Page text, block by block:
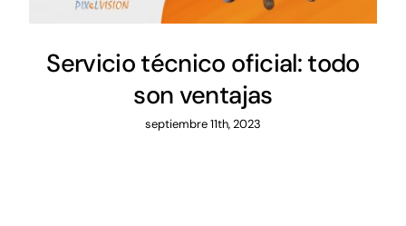
Servicio técnico oficial: todo
son ventajas
septiembre 11th, 2023